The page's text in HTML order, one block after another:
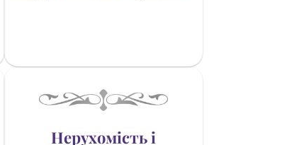
Нерухомість і